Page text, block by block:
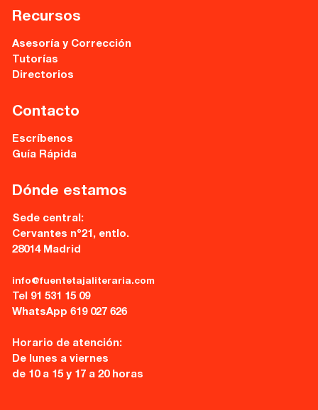
Recursos
Asesoría y Corrección
Tutorías
Directorios
Contacto
Escríbenos
Guía Rápida
Dónde estamos
Sede central:
Cervantes nº21, entlo.
28014 Madrid
info@fuentetajaliteraria.com
Tel 91 531 15 09
WhatsApp 619 027 626
Horario de atención:
De lunes a viernes
de 10 a 15 y 17 a 20 horas